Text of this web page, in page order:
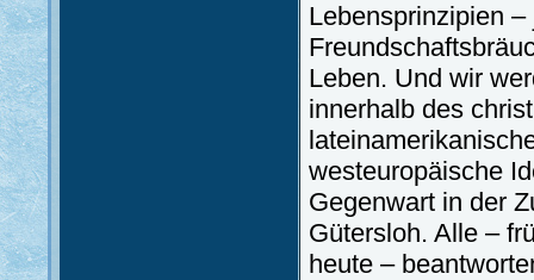
Lebensprinzipien
Leben. Und wir
innerhalb des
westeuropäische
Gegenwart in der
Gütersloh. Alle –
heute –